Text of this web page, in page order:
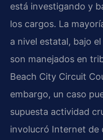
está investigando y
los cargos. La
a nivel estatal, bajo el
son manejados en
Beach City Circuit
embargo, un caso
supuesta actividad
involucró Internet de